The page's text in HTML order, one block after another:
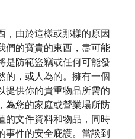
，由於這樣或那樣的原因
們的寶貴的東西，盡可能
是防範盜竊或任何可能發
的，或人為的。擁有一個
提供你的貴重物品所需的
為您的家庭或營業場所防
的文件資料和物品，同時
事件的安全庇護。當談到